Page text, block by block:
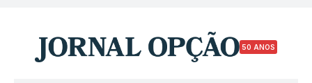
50 ANOS